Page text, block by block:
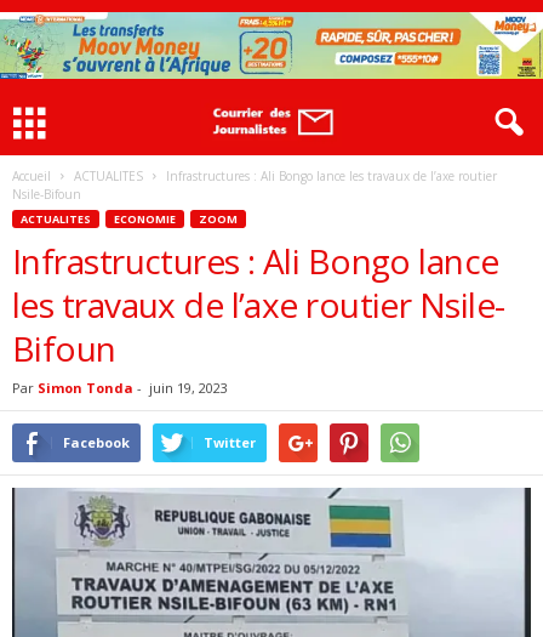
Accueil ACTUALITES
Infrastructures : Ali Bongo lance les travaux de l’axe routier
Nsile-Bifoun
ACTUALITES ECONOMIE ZOOM
Infrastructures : Ali Bongo lance
les travaux de l’axe routier Nsile-
Bifoun
Par Simon Tonda - juin 19, 2023
Facebook Twitter